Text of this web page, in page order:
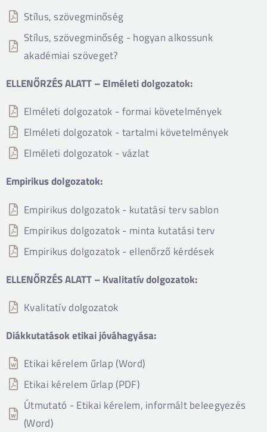
Stílus, szövegminőség
Stílus, szövegminőség - hogyan alkossunk
akadémiai szöveget?
ELLENŐRZÉS ALATT – Elméleti dolgozatok:
Elméleti dolgozatok - formai követelmények
Elméleti dolgozatok - tartalmi követelmények
Elméleti dolgozatok - vázlat
Empirikus dolgozatok:
Empirikus dolgozatok - kutatási terv sablon
Empirikus dolgozatok - minta kutatási terv
Empirikus dolgozatok - ellenőrző kérdések
ELLENŐRZÉS ALATT – Kvalitatív dolgozatok:
Kvalitatív dolgozatok
Diákkutatások etikai jóváhagyása:
Etikai kérelem űrlap (Word)
Etikai kérelem űrlap (PDF)
Útmutató - Etikai kérelem, informált beleegyezés
(Word)